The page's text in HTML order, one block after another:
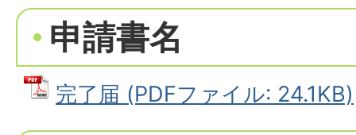
申請書名
完了届 (PDFファイル: 24.1KB)